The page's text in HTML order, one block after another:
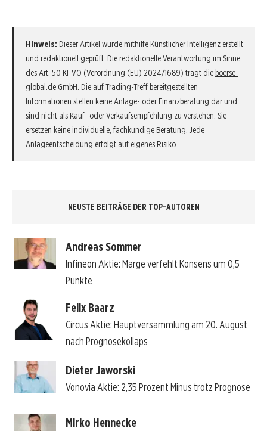
Hinweis: Dieser Artikel wurde mithilfe Künstlicher Intelligenz erstellt
und redaktionell geprüft. Die redaktionelle Verantwortung im Sinne
des Art. 50 KI-VO (Verordnung (EU) 2024/1689) trägt die boerse-
global.de GmbH . Die auf Trading-Treff bereitgestellten
Informationen stellen keine Anlage- oder Finanzberatung dar und
sind nicht als Kauf- oder Verkaufsempfehlung zu verstehen. Sie
ersetzen keine individuelle, fachkundige Beratung. Jede
Anlageentscheidung erfolgt auf eigenes Risiko.
NEUSTE BEITRÄGE DER TOP-AUTOREN
Andreas Sommer
Infineon Aktie: Marge verfehlt Konsens um 0,5
Punkte
Felix Baarz
Circus Aktie: Hauptversammlung am 20. August
nach Prognosekollaps
Dieter Jaworski
Vonovia Aktie: 2,35 Prozent Minus trotz Prognose
Mirko Hennecke